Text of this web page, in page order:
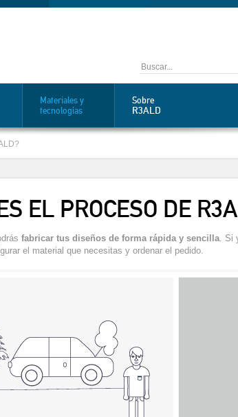
Materiales y
tecnologías
Sobre
R3ALD
EL PROCESO DE
fabricar tus diseños de forma rápida y sencilla. Si
el material que necesitas y ordenar el pedido.